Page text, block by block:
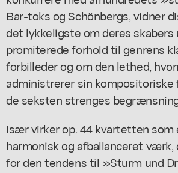
Bar-toks og Schönbergs, vidner
det lykkeligste om deres skabers
promiterede forhold til genrens
forbilleder og om den lethed,
administrerer sin kompositoriske
de seksten strenges
Især virker op. 44 kvartetten
harmonisk og afballanceret
for den tendens til »Sturm und